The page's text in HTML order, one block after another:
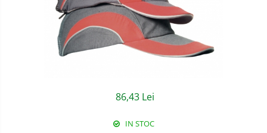
Jachete/Bluze Salopeta
Pantaloni cu pieptar
Semnalizare rutiera
86,43 Lei
IN STOC